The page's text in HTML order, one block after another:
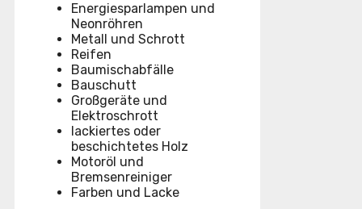
Energiesparlampen und
Neonröhren
Metall und Schrott
Reifen
Baumischabfälle
Bauschutt
Großgeräte und
Elektroschrott
lackiertes oder
beschichtetes Holz
Motoröl und
Bremsenreiniger
Farben und Lacke